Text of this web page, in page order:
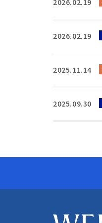
2026.02.19
2026.02.19
2025.11.14
2025.09.30